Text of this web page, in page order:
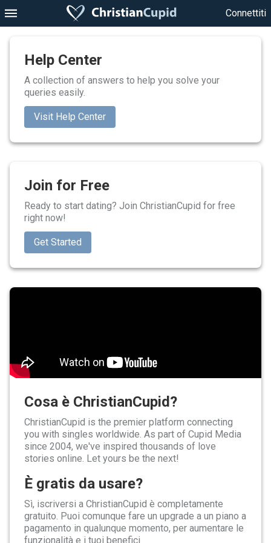
Connettiti
Help Center
A collection of answers to help you solve your
queries easily.
Visit Help Center
Join for Free
Ready to start dating? Join ChristianCupid for free
right now!
Get Started
Cosa è ChristianCupid?
ChristianCupid is the premier platform connecting
you with singles worldwide. As part of Cupid Media
since 2004, we've inspired thousands of love
stories online. Let yours be the next!
È gratis da usare?
Sì, iscriversi a ChristianCupid è completamente
gratuito. Puoi comunque fare un upgrade a un piano a
pagamento in qualunque momento, per aumentare le
funzionalità e i tuoi benefici